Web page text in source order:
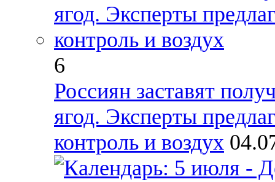
6
Россиян заставят
ягод. Эксперты
контроль и воздух